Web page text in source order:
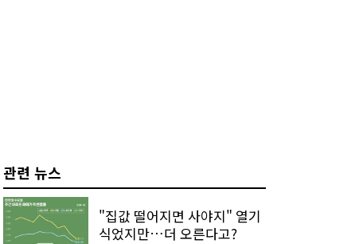
관련 뉴스
"집값 떨어지면 사야지" 열기
식었지만…더 오른다고?